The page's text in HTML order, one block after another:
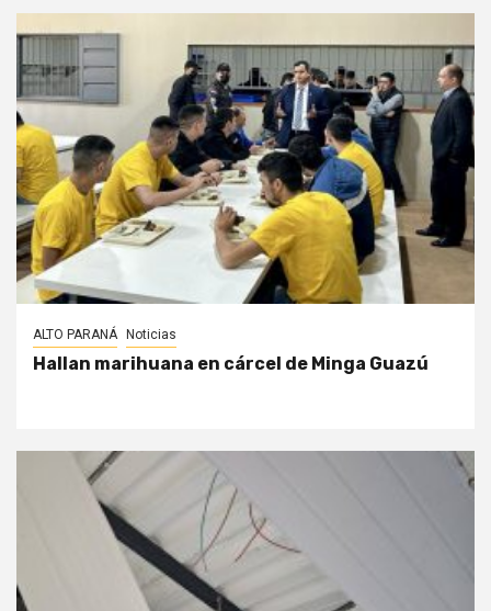
ALTO PARANÁ Noticias
Hallan marihuana en cárcel de Minga Guazú